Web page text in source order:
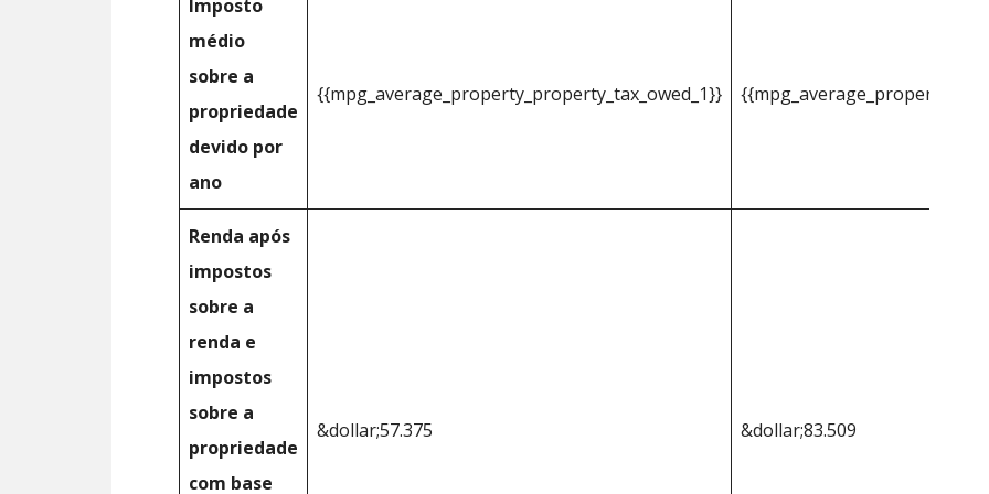
Imposto
médio
sobre a
propriedade
devido por
ano
{{mpg_average_property_property_tax_owed_1}}
Renda após
impostos
sobre a
renda e
impostos
sobre a
propriedade
com base
&dollar;57.375 &dollar;83.509